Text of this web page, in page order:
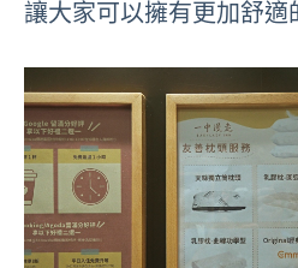
讓大家可以擁有更加舒適